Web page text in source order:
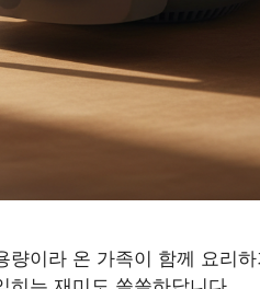
이라 온 가족이 함께 요리